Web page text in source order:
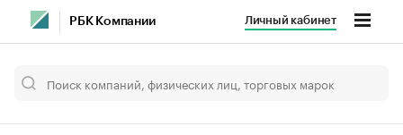
РБК Компании Личный кабинет